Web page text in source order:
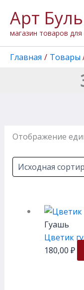
содержимому
Арт
магазин товаров
Главная Товары
Отображение
Гуашь
Цветик
180,00 ₽